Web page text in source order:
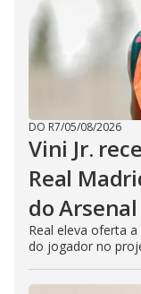
DO R7/05/08/2026
Vini Jr.
Real
do Arsenal
Real eleva oferta
do jogador no